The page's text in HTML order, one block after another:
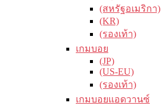
(สหรัฐอเมริกา)
(KR)
(รองเท้า)
เกมบอย
(JP)
(US-EU)
(รองเท้า)
เกมบอยแอดวานซ์